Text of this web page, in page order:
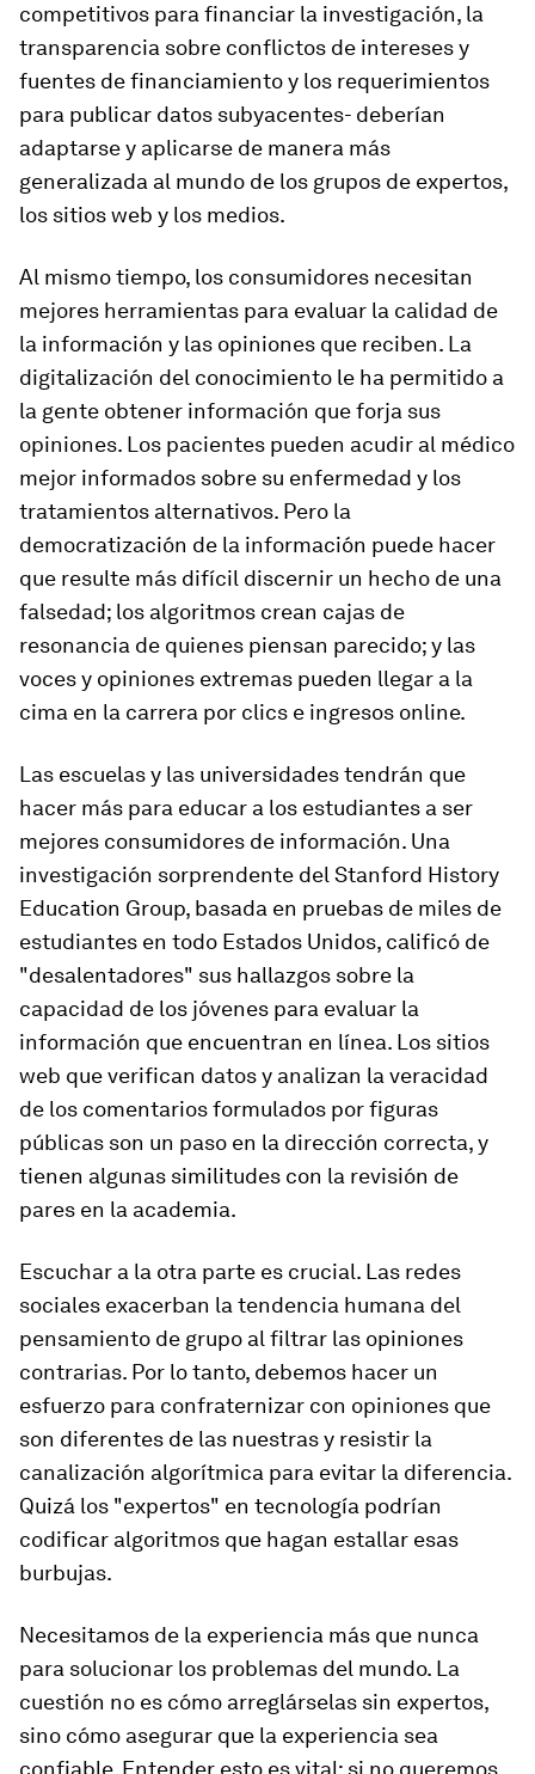
competitivos para financiar la investigación, la
transparencia sobre conflictos de intereses y
fuentes de financiamiento y los requerimientos
para publicar datos subyacentes- deberían
adaptarse y aplicarse de manera más
generalizada al mundo de los grupos de expertos,
los sitios web y los medios.
Al mismo tiempo, los consumidores necesitan
mejores herramientas para evaluar la calidad de
la información y las opiniones que reciben. La
digitalización del conocimiento le ha permitido a
la gente obtener información que forja sus
opiniones. Los pacientes pueden acudir al médico
mejor informados sobre su enfermedad y los
tratamientos alternativos. Pero la
democratización de la información puede hacer
que resulte más difícil discernir un hecho de una
falsedad; los algoritmos crean cajas de
resonancia de quienes piensan parecido; y las
voces y opiniones extremas pueden llegar a la
cima en la carrera por clics e ingresos online.
Las escuelas y las universidades tendrán que
hacer más para educar a los estudiantes a ser
mejores consumidores de información. Una
investigación sorprendente del Stanford History
Education Group, basada en pruebas de miles de
estudiantes en todo Estados Unidos, calificó de
"desalentadores" sus hallazgos sobre la
capacidad de los jóvenes para evaluar la
información que encuentran en línea. Los sitios
web que verifican datos y analizan la veracidad
de los comentarios formulados por figuras
públicas son un paso en la dirección correcta, y
tienen algunas similitudes con la revisión de
pares en la academia.
Escuchar a la otra parte es crucial. Las redes
sociales exacerban la tendencia humana del
pensamiento de grupo al filtrar las opiniones
contrarias. Por lo tanto, debemos hacer un
esfuerzo para confraternizar con opiniones que
son diferentes de las nuestras y resistir la
canalización algorítmica para evitar la diferencia.
Quizá los "expertos" en tecnología podrían
codificar algoritmos que hagan estallar esas
burbujas.
Necesitamos de la experiencia más que nunca
para solucionar los problemas del mundo. La
cuestión no es cómo arreglárselas sin expertos,
sino cómo asegurar que la experiencia sea
confiable. Entender esto es vital: si no queremos